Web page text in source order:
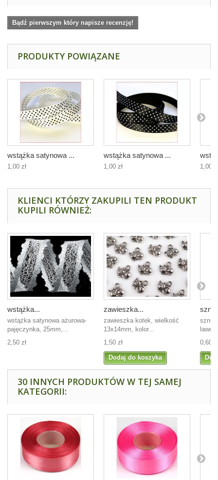
Bądź pierwszym który napisze recenzję!
PRODUKTY POWIĄZANE
wstążka satynowa ...
1,00 zł
wstążka satynowa ...
1,00 zł 1,00
KLIENCI KTÓRZY ZAKUPILI TEN PRODUKT
KUPILI RÓWNIEŻ:
wstążka...
wstążka satynowa ażurowa-
pajęczynka, 25mm,...
2,50 zł
zawieszka...
zawieszka kotek, wielkość
13x14mm, kolor...
1,50 zł
Dodaj do koszyka
0,60
30 INNYCH PRODUKTÓW W TEJ SAMEJ
KATEGORII: